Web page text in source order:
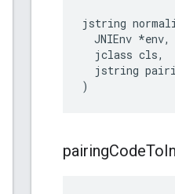
jstring
  JNIEnv *env,
  jclass cls,
jstring
)
pairingCodeTo